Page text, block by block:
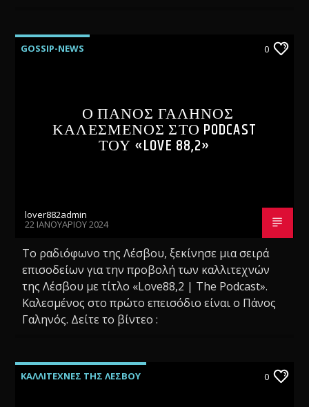
GOSSIP-NEWS 0
Ο ΠΑΝΟΣ ΓΑΛΗΝΟΣ
ΚΑΛΕΣΜΕΝΟΣ ΣΤΟ PODCAST
ΤΟΥ «LOVE 88,2»
lover882admin
22 ΙΑΝΟΥΑΡΊΟΥ 2024
Το ραδιόφωνο της Λέσβου, ξεκίνησε μια σειρά
επισοδείων για την προβολή των καλλιτεχνών
της Λέσβου με τίτλο «Love88,2 | The Podcast».
Καλεσμένος στο πρώτο επεισόδιο είναι ο Πάνος
Γαληνός. Δείτε το βίντεο :
ΚΑΛΛΙΤΕΧΝΕΣ ΤΗΣ ΛΕΣΒΟΥ
0